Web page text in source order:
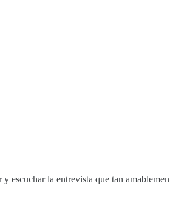
escuchar la entrevista que tan